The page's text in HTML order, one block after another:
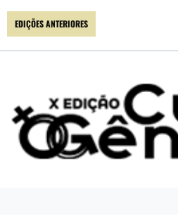
EDIÇÕES ANTERIORES